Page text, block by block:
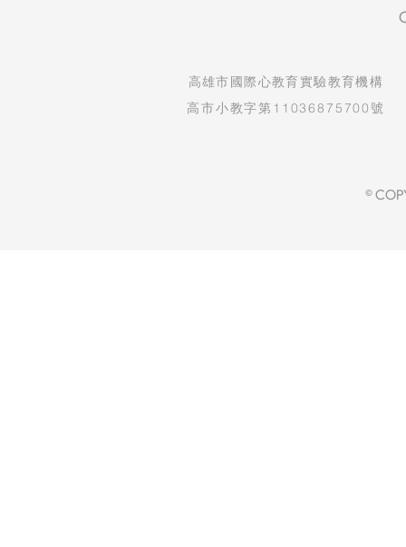
​高雄市國際心教育實驗教育機構
高市小教字第11036875700號
©